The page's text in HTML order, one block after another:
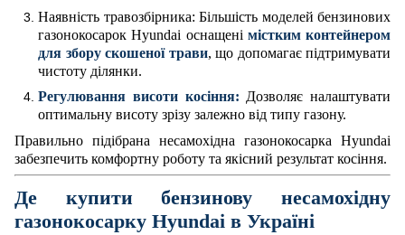
Наявність травозбірника: Більшість моделей бензинових
газонокосарок Hyundai оснащені містким контейнером
для збору скошеної трави, що допомагає підтримувати
чистоту ділянки.
Регулювання висоти косіння: Дозволяє налаштувати
оптимальну висоту зрізу залежно від типу газону.
Правильно підібрана несамохідна газонокосарка Hyundai
забезпечить комфортну роботу та якісний результат косіння.
Де купити бензинову несамохідну
газонокосарку Hyundai в Україні